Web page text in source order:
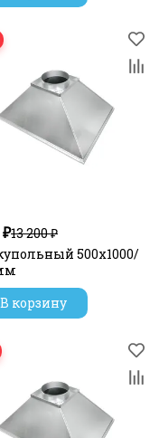
13 200 ₽
500х1000/
В корзину